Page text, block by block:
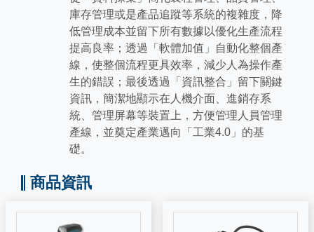
庫存管理或是產品追蹤等系統的複雜度，降
低管理成本並留下所有數據以優化生產流程
提高良率；透過「軟體加值」自動化整個產
線，使整個流程更具效率，減少人為操作產
生的錯誤；最後透過「資訊整合」留下關鍵
資訊，簡潔地顯示在人機介面、進銷存系
統、管理屏幕等裝置上，方便管理人員管理
產線，並奠定產業邁向「工業4.0」的基
礎。
商品資訊